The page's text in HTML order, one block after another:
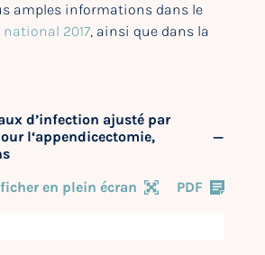
amples informations dans le
2017, ainsi que dans la
d’infection ajusté par
l‘appendicectomie,
en plein écran
PDF